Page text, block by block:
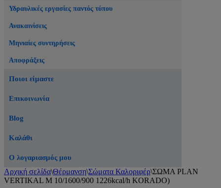
Υδραυλικές εργασίες παντός τύπου
Ανακαινίσεις
Μηνιαίες συντηρήσεις
Αποφράξεις
Ποιοι είμαστε
Επικοινωνία
Blog
Καλάθι
Ο λογαριασμός μου
Αρχική σελίδα\Θέρμανση\Σώματα Καλοριφέρ\ΣΩΜΑ PLAN
VERTIKAL M 10/1600/900 1226kcal/h KORADO)